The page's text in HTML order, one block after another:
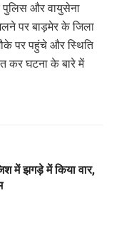
पुलिस और वायुसेना
पर बाड़मेर के जिला
पर पहुंचे और स्थिति
कर घटना के बारे में
में झगड़े में किया वार,